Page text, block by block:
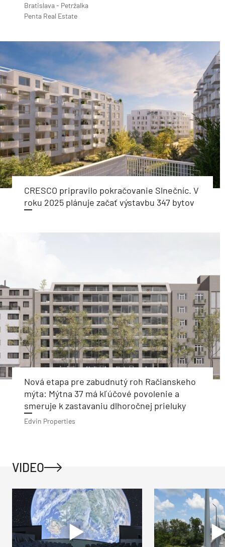
Bratislava - Petržalka
Penta Real Estate
CRESCO pripravilo pokračovanie Slnečníc. V
roku 2025 plánuje začať výstavbu 347 bytov
Nová etapa pre zabudnutý roh Račianskeho
mýta: Mýtna 37 má kľúčové povolenie a
smeruje k zastavaniu dlhoročnej prieluky
Edvin Properties
VIDEO